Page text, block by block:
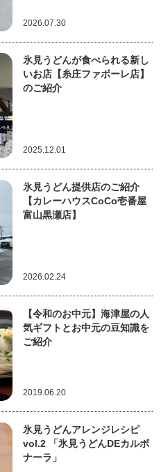
2026.07.30
氷見うどんが食べられる新し
いお店【糸庄ファボーレ店】
のご紹介
2025.12.01
氷見うどん提供店のご紹介
【カレーハウスCoCo壱番屋
富山黒瀬店】
2026.02.24
【令和のお中元】海津屋の人
気ギフトとお中元の豆知識を
ご紹介
2019.06.20
氷見うどんアレンジレシピ
vol.2 「氷見うどんDEカルボ
ナーラ」